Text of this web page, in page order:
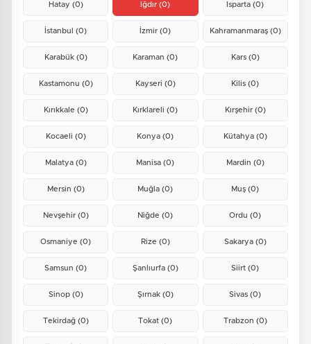
Hatay (0) Iğdır(0) Isparta(0)
İstanbul(0) İzmir(0) Kahramanmaraş (0)
Karabük (0) Karaman(0) Kars (0)
Kastamonu (0) Kayseri (0) Kilis(0)
Kırıkkale (0) Kırklareli(0) Kırşehir (0)
Kocaeli (0) Konya(0) Kütahya (0)
Malatya (0) Manisa(0) Mardin (0)
Mersin (0) Muğla(0) Muş(0)
Nevşehir (0) Niğde(0) Ordu(0)
Osmaniye(0) Rize (0) Sakarya (0)
Samsun(0) Şanlıurfa (0) Siirt(0)
Sinop (0) Şırnak (0) Sivas(0)
Tekirdağ (0) Tokat(0) Trabzon (0)